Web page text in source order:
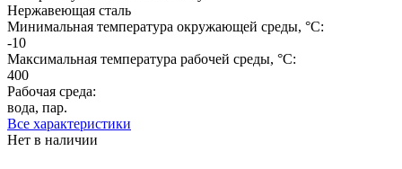
Нержавеющая сталь
Минимальная температура окружающей среды, °C:
-10
Максимальная температура рабочей среды, °C:
400
Рабочая среда:
вода, пар.
Все характеристики
Нет в наличии